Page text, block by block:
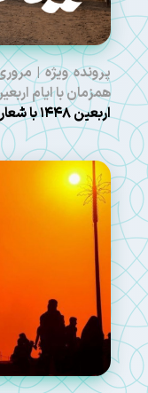
پرونده ویژه |
همزمان با ایام
اربعین ۱۴۴۸ با شعار «یا لثارات الحسین» برگزار شد